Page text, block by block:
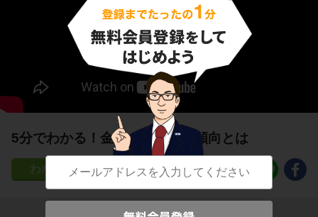
5分でわかる！金属のイオン化傾向とは
520